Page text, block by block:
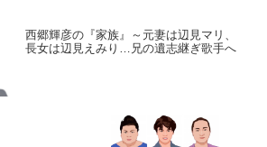
西郷輝彦の『家族』～元妻は辺見マリ、
長女は辺見えみり…兄の遺志継ぎ歌手へ